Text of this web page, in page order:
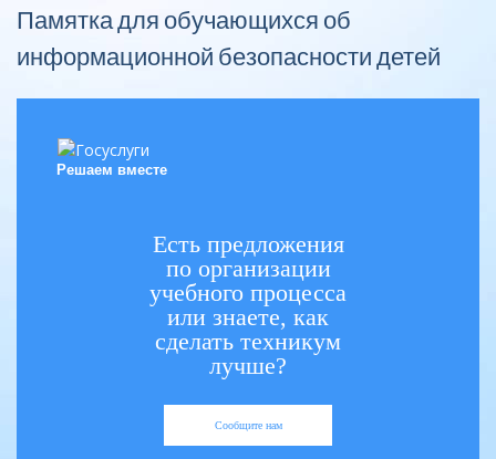
Памятка для обучающихся об
информационной безопасности детей
Решаем вместе
Есть предложения
по организации
учебного процесса
или знаете, как
сделать техникум
лучше?
Сообщите нам